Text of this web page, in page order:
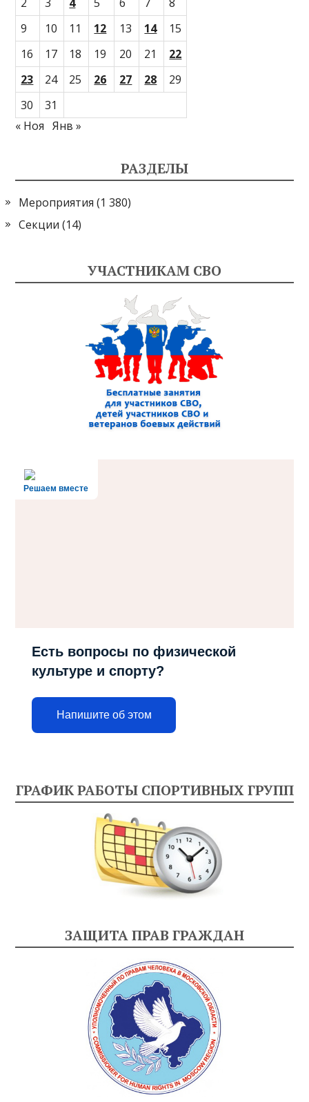
9
10 11 12 13 14
15
16
17 18 19 20 21
22
23
24 25 26 27 28
29
30
31
« Ноя
Янв »
РАЗДЕЛЫ
Мероприятия (1 380)
Секции (14)
УЧАСТНИКАМ СВО
Решаем вместе
Есть вопросы по физической
культуре и спорту?
Напишите об этом
ГРАФИК РАБОТЫ СПОРТИВНЫХ ГРУПП
ЗАЩИТА ПРАВ ГРАЖДАН